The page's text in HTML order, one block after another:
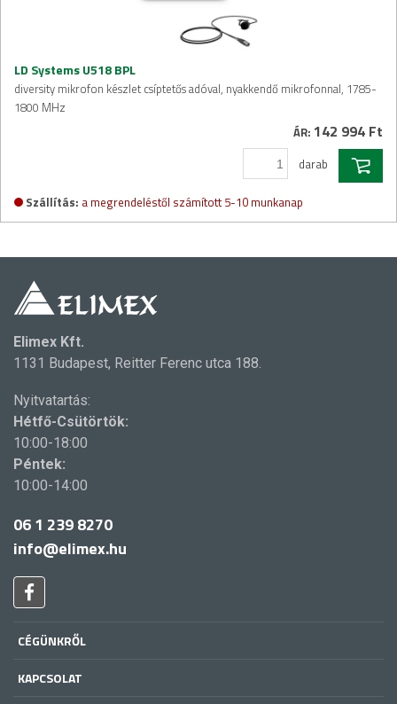
LD Systems U518 BPL
diversity mikrofon készlet csíptetős adóval, nyakkendő mikrofonnal, 1785-
1800 MHz
ÁR: 142 994 Ft
darab
Szállítás: a megrendeléstől számított 5-10 munkanap
Elimex Kft.
1131 Budapest, Reitter Ferenc utca 188.
Nyitvatartás:
Hétfő-Csütörtök:
10:00-18:00
Péntek:
10:00-14:00
06 1 239 8270
info@elimex.hu
CÉGÜNKRŐL
KAPCSOLAT